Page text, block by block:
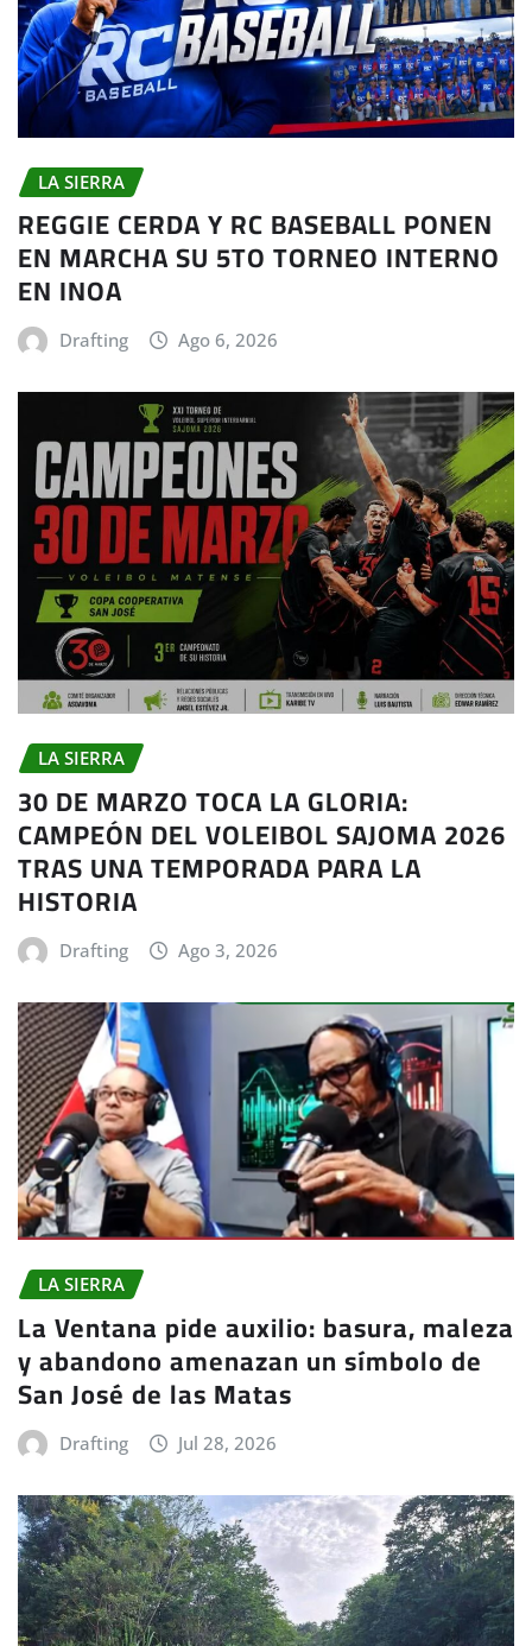
LA SIERRA
REGGIE CERDA Y RC BASEBALL PONEN
EN MARCHA SU 5TO TORNEO INTERNO
EN INOA
Drafting Ago 6, 2026
LA SIERRA
30 DE MARZO TOCA LA GLORIA:
CAMPEÓN DEL VOLEIBOL SAJOMA 2026
TRAS UNA TEMPORADA PARA LA
HISTORIA
Drafting Ago 3, 2026
LA SIERRA
La Ventana pide auxilio: basura, maleza
y abandono amenazan un símbolo de
San José de las Matas
Drafting Jul 28, 2026